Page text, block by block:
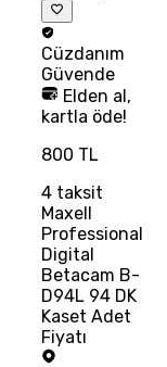
Cüzdanım
Güvende
Elden al,
kartla öde!
800 TL
4taksit
Maxell
Professional
Digital
Betacam B-
D94L 94 DK
Kaset Adet
Fiyatı